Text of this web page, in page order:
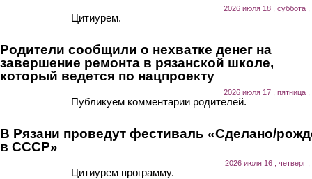
2026 июля 18 , суббота ,
Цитиурем.
Родители сообщили о нехватке денег на
завершение ремонта в рязанской школе,
который ведется по нацпроекту
2026 июля 17 , пятница ,
Публикуем комментарии родителей.
В Рязани проведут фестиваль «Сделано/
в СССР»
2026 июля 16 , четверг ,
Цитиурем программу.